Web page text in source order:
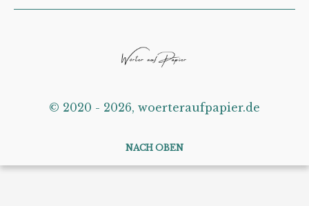
©️ 2020 - 2026, woerteraufpapier.de
NACH OBEN